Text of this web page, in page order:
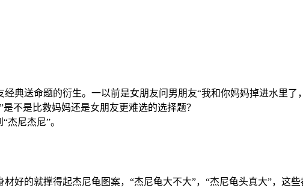
典送命题的衍生。一以前是女朋友问男朋友“我和你妈妈掉进水里了
不是比救妈妈还是女朋友更难选的选择题？
杰尼杰尼”。
好的就撑得起杰尼龟图案，“杰尼龟大不大”，“杰尼龟头真大”，这